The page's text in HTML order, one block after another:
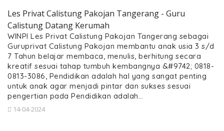
Les Privat Calistung Pakojan Tangerang - Guru
Calistung Datang Kerumah
WINPI Les Privat Calistung Pakojan Tangerang sebagai
Guruprivat Calistung Pakojan membantu anak usia 3 s/d
7 Tahun belajar membaca, menulis, berhitung secara
kreatif sesuai tahap tumbuh kembangnya &#9742; 0818-
0813-3086, Pendidikan adalah hal yang sangat penting
untuk anak agar menjadi pintar dan sukses sesuai
pengertian pada Pendidikan adalah…
14-04-2024